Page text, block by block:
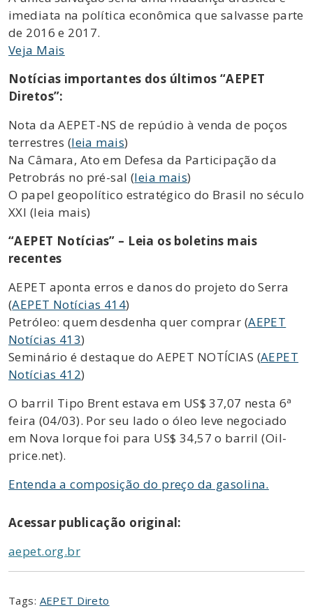
imediata na política econômica que salvasse parte
de 2016 e 2017.
Veja Mais
Notícias importantes dos últimos “AEPET
Diretos”:
Nota da AEPET-NS de repúdio à venda de poços
terrestres (leia mais)
Na Câmara, Ato em Defesa da Participação da
Petrobrás no pré-sal (leia mais)
O papel geopolítico estratégico do Brasil no século
XXI (leia mais)
“AEPET Notícias” – Leia os boletins mais
recentes
AEPET aponta erros e danos do projeto do Serra
(AEPET Notícias 414)
Petróleo: quem desdenha quer comprar (AEPET
Notícias 413)
Seminário é destaque do AEPET NOTÍCIAS (AEPET
Notícias 412)
O barril Tipo Brent estava em US$ 37,07 nesta 6ª
feira (04/03). Por seu lado o óleo leve negociado
em Nova Iorque foi para US$ 34,57 o barril (Oil-
price.net).
Entenda a composição do preço da gasolina.
Acessar publicação original:
aepet.org.br
Tags: AEPET Direto